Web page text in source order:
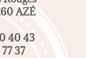
AZÉ
40 43
37